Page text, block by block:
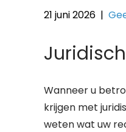
21 juni 2026 |
Wanneer u
krijgen met
weten wat uw